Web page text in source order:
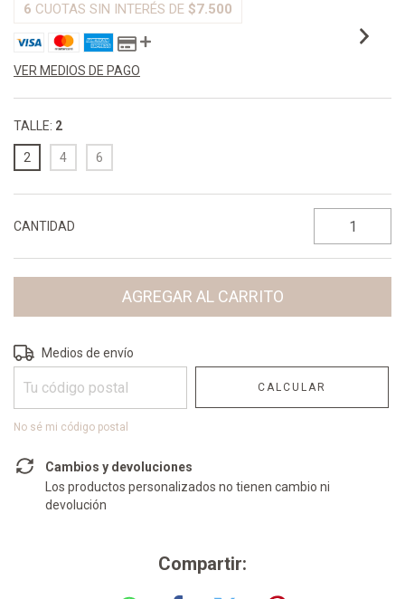
6 CUOTAS SIN INTERÉS DE $7.500
VER MEDIOS DE PAGO
TALLE: 2
2 4 6
CANTIDAD
Entregas para el CP:
Medios de envío
CALCULAR
No sé mi código postal
Cambios y devoluciones
Los productos personalizados no tienen cambio ni
devolución
Compartir: